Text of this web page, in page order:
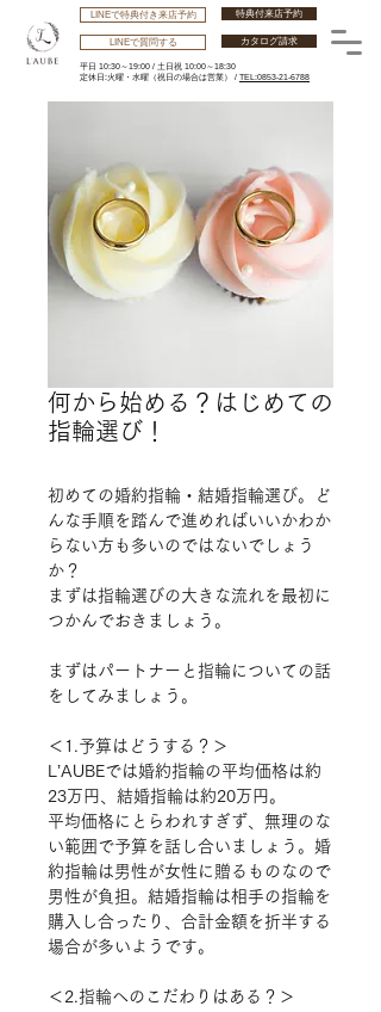
特典付来店予約
LINEで特典付き来店予約
カタログ請求
平日 10:30～19:00 / 土日祝 10:00～18:30
​定休日:火曜・水曜 （祝日の場合は営業） / TEL:0853-21-6788
LINEで質問する
何から始める？はじめての
指輪選び！
初めての婚約指輪・結婚指輪選び。ど
んな手順を踏んで進めればいいかわか
らない方も多いのではないでしょう
か？
まずは指輪選びの大きな流れを最初に
つかんでおきましょう。
まずはパートナーと指輪についての話
をしてみましょう。
＜1.予算はどうする？＞
’AUBEでは婚約指輪の平均価格は約
23万円、結婚指輪は約20万円。
平均価格にとらわれすぎず、無理のな
い範囲で予算を話し合いましょう。婚
約指輪は男性が女性に贈るものなので
男性が負担。結婚指輪は相手の指輪を
購入し合ったり、合計金額を折半する
場合が多いようです。
＜2.指輪へのこだわりはある？＞